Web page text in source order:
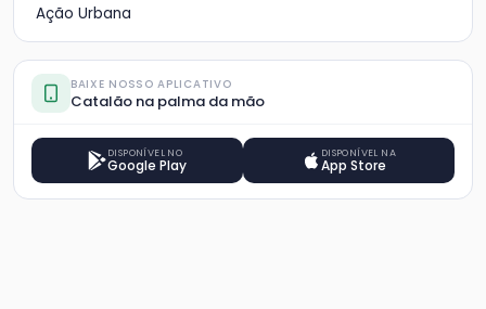
Ação Urbana
BAIXE NOSSO APLICATIVO
Catalão na palma da mão
DISPONÍVEL NO
Google Play
DISPONÍVEL NA
App Store